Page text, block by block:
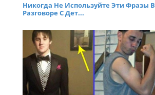
Никогда Не Используйте Эти Фразы В
Разговоре С Дет...